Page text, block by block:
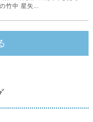
竹中 星矢...